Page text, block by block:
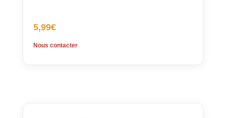
5,99€
Nous contacter